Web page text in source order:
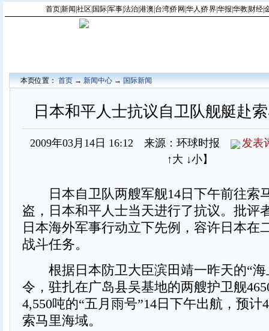
首页|新闻 社区 国际|军事|法治|港澳 台湾|侨网 华人 |侨界|华报 华教| 财经|
本页位置：首页→新闻中心→国际新闻
日本和平人士抗议自卫队舰艇赴
2009年03月14日 16:12 来源：环球时报
发表
↑大 ↓小】
日本自卫队两艘军舰14日下午前往索
盗，日本和平人士当天进行了抗议。批评
日本海外军事行动立下先例，容许日本在
战斗任务。
根据日本防卫大臣滨田靖一昨天的“海
令，驻扎在广岛县吴基地的两艘护卫舰
4,550吨的“五月雨号”14日下午出航，预计
索马里海域。